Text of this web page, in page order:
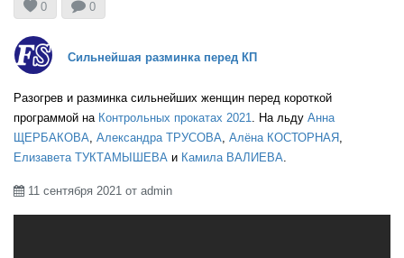
RUS
0  0
Сильнейшая разминка перед КП
Разогрев и разминка сильнейших женщин перед короткой
программой на Контрольных прокатах 2021. На льду Анна
ЩЕРБАКОВА, Александра ТРУСОВА, Алёна КОСТОРНАЯ ,
Елизавета ТУКТАМЫШЕВА и Камила ВАЛИЕВА.
 11 сентября 2021 от admin